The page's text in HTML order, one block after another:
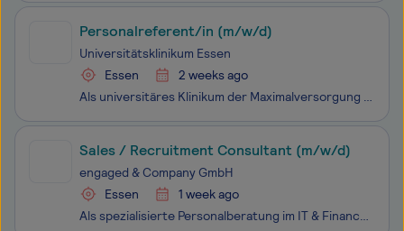
Personalreferent/in (m/w/d)
Universitätsklinikum Essen
Essen
2 weeks ago
Als universitäres Klinikum der Maximalversorgung mit einer Kapazität von rund 1.300 Betten betreuen wir mit über 8.000 Beschäftigten in 30 Kliniken, 27 Instituten und Fachzentren jährlich 225.000 Patienten. Unser Haus bietet medizinische Versorgung, modernste Diagnostik und umfassende Therapie mit h
Sales / Recruitment Consultant (m/w/d)
engaged & Company GmbH
Essen
1 week ago
Als spezialisierte Personalberatung im IT & Finance Bereich agieren wir täglich als Bindeglied zwischen qualifizierten Talenten und Unternehmen unterschiedlicher Branchen. Unser Team, bestehend aus über 70 Mitarbeitenden, einschließlich 35 Recruitment Consultants, setzt sich täglich dafür ein, d